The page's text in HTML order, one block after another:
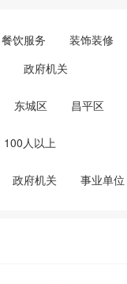
餐饮服务 装饰装修
政府机关
东城区 昌平区
100人以上
政府机关 事业单位